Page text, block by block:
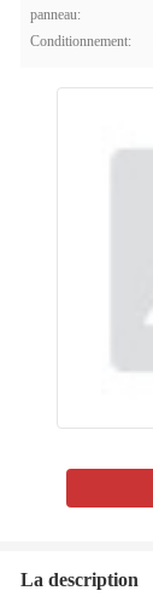
panneau:
Conditionnement:
La description